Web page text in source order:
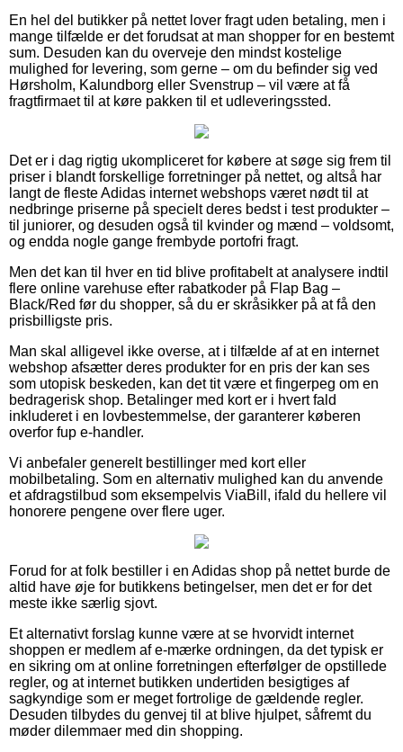
En hel del butikker på nettet lover fragt uden betaling, men i
mange tilfælde er det forudsat at man shopper for en bestemt
sum. Desuden kan du overveje den mindst kostelige
mulighed for levering, som gerne – om du befinder sig ved
Hørsholm, Kalundborg eller Svenstrup – vil være at få
fragtfirmaet til at køre pakken til et udleveringssted.
Det er i dag rigtig ukompliceret for købere at søge sig frem til
priser i blandt forskellige forretninger på nettet, og altså har
langt de fleste Adidas internet webshops været nødt til at
nedbringe priserne på specielt deres bedst i test produkter –
til juniorer, og desuden også til kvinder og mænd – voldsomt,
og endda nogle gange frembyde portofri fragt.
Men det kan til hver en tid blive profitabelt at analysere indtil
flere online varehuse efter rabatkoder på Flap Bag –
Black/Red før du shopper, så du er skråsikker på at få den
prisbilligste pris.
Man skal alligevel ikke overse, at i tilfælde af at en internet
webshop afsætter deres produkter for en pris der kan ses
som utopisk beskeden, kan det tit være et fingerpeg om en
bedragerisk shop. Betalinger med kort er i hvert fald
inkluderet i en lovbestemmelse, der garanterer køberen
overfor fup e-handler.
Vi anbefaler generelt bestillinger med kort eller
mobilbetaling. Som en alternativ mulighed kan du anvende
et afdragstilbud som eksempelvis ViaBill, ifald du hellere vil
honorere pengene over flere uger.
Forud for at folk bestiller i en Adidas shop på nettet burde de
altid have øje for butikkens betingelser, men det er for det
meste ikke særlig sjovt.
Et alternativt forslag kunne være at se hvorvidt internet
shoppen er medlem af e-mærke ordningen, da det typisk er
en sikring om at online forretningen efterfølger de opstillede
regler, og at internet butikken undertiden besigtiges af
sagkyndige som er meget fortrolige de gældende regler.
Desuden tilbydes du genvej til at blive hjulpet, såfremt du
møder dilemmaer med din shopping.